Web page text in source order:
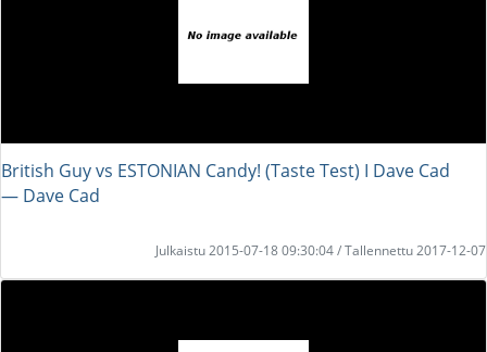
British Guy vs ESTONIAN Candy! (Taste Test) I Dave Cad
― Dave Cad
Julkaistu 2015-07-18 09:30:04 / Tallennettu 2017-12-07